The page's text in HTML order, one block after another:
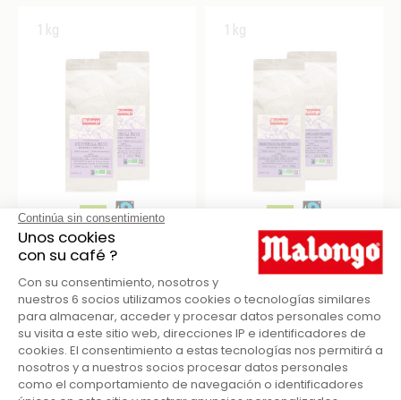
1kg
Ecológico y Comercio justo
CAFÉ EN GRANO
GUATEMALA MAYA 1KG
35,34 €
1kg
Ecológico y Comercio justo
HONDURAS 1KG
35,34 €